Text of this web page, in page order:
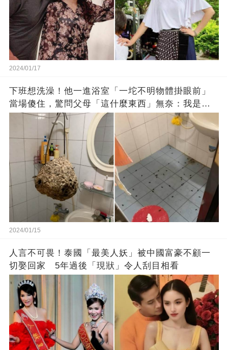
2024/01/17
下班想洗澡！他一進浴室「一坨不明物體掛眼前」
當場傻住，驚問父母「這什麼東西」無奈：我是親
生的嗎？
2024/01/15
人言不可畏！泰國「最美人妖」被中國富豪不顧一
切娶回家 5年過後「現狀」令人刮目相看